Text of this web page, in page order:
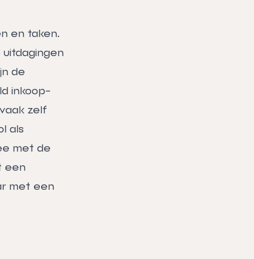
en taken.
uitdagingen
de
inkoop-
zelf
als
met de
een
met een